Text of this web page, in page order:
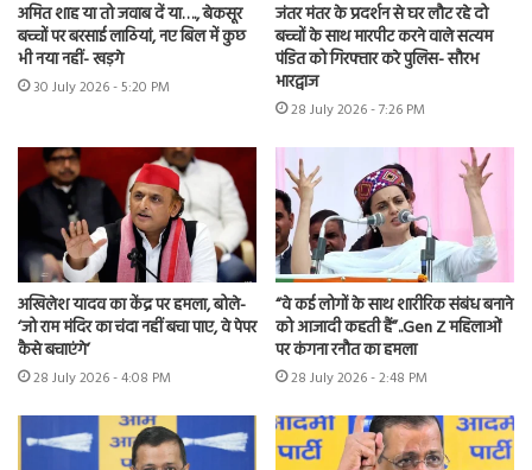
अमित शाह या तो जवाब दें या…., बेकसूर
बच्चों पर बरसाई लाठियां, नए बिल में कुछ
भी नया नहीं- खड़गे
30 July 2026 - 5:20 PM
जंतर मंतर के प्रदर्शन से घर लौट रहे दो
बच्चों के साथ मारपीट करने वाले सत्यम
पंडित को गिरफ्तार करे पुलिस- सौरभ
भारद्वाज
28 July 2026 - 7:26 PM
अखिलेश यादव का केंद्र पर हमला, बोले-
‘जो राम मंदिर का चंदा नहीं बचा पाए, वे पेपर
कैसे बचाएंगे’
28 July 2026 - 4:08 PM
“वे कई लोगों के साथ शारीरिक संबंध बनाने
को आजादी कहती हैं”..Gen Z महिलाओं
पर कंगना रनौत का हमला
28 July 2026 - 2:48 PM